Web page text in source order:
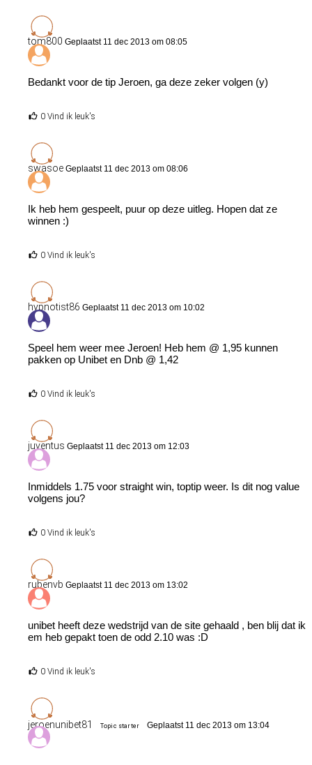
tom800 Geplaatst 11 dec 2013 om 08:05
Bedankt voor de tip Jeroen, ga deze zeker volgen (y)
0 Vind ik leuk's
swasoe Geplaatst 11 dec 2013 om 08:06
Ik heb hem gespeelt, puur op deze uitleg. Hopen dat ze
winnen :)
0 Vind ik leuk's
hypnotist86 Geplaatst 11 dec 2013 om 10:02
Speel hem weer mee Jeroen! Heb hem @ 1,95 kunnen
pakken op Unibet en Dnb @ 1,42
0 Vind ik leuk's
juventus Geplaatst 11 dec 2013 om 12:03
Inmiddels 1.75 voor straight win, toptip weer. Is dit nog value
volgens jou?
0 Vind ik leuk's
rubenvb Geplaatst 11 dec 2013 om 13:02
unibet heeft deze wedstrijd van de site gehaald , ben blij dat ik
em heb gepakt toen de odd 2.10 was :D
0 Vind ik leuk's
jeroenunibet81 Topic starter Geplaatst 11 dec 2013 om 13:04